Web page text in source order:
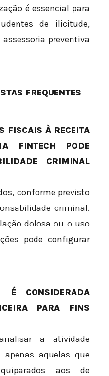
é essencial para
de ilicitude,
preventiva
FREQUENTES
FISCAIS À RECEITA
FINTECH PODE
CRIMINAL
conforme previsto
criminal.
dolosa ou o uso
pode configurar
CONSIDERADA
PARA FINS
a atividade
apenas aquelas que
aos de